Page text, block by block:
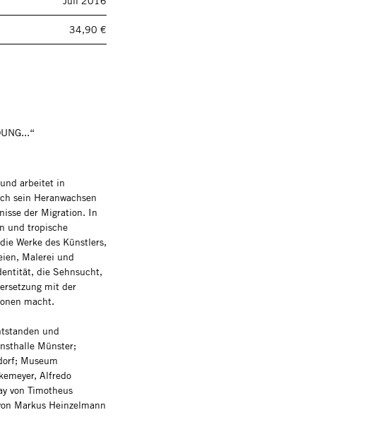
34,90 €
arbeitet in
sein Heranwachsen
der Migration. In
und tropische
Werke des Künstlers,
Malerei und
die Sehnsucht,
mit der
macht.
und
Münster;
Museum
Alfredo
von Timotheus
Markus Heinzelmann